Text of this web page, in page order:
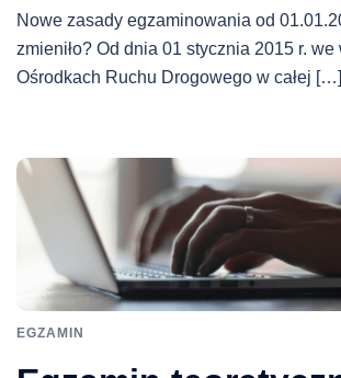
Nowe zasady egzaminowania od
zmieniło? Od dnia 01 stycznia 2015 r. we
Ośrodkach Ruchu Drogowego w całej […]
EGZAMIN